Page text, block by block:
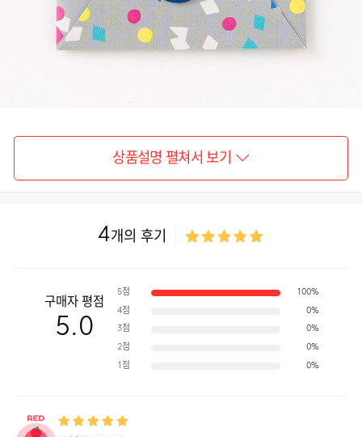
상품설명 펼쳐서 보기
4개의 후기
구매자 평점
5.0
5점 100%
4점 0%
3점 0%
2점 0%
1점 0%